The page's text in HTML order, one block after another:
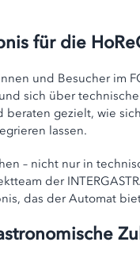
für die
und Besucher im
sich über
gezielt, wie
lassen.
– nicht nur in
der
das der Automat